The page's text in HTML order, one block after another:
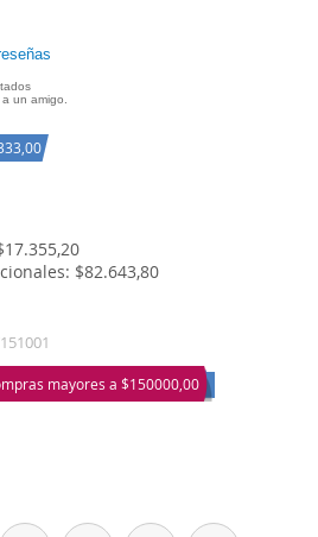
un amigo.
$82.643,80
mayores a $150000,00